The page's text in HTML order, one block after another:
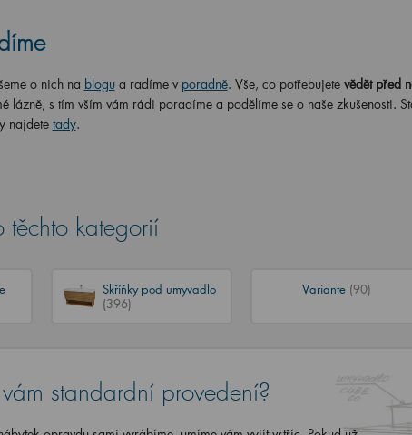
o nich na blogu a radíme v poradně. Vše, co potřebujete vědět před
lázně, s tím vším vám rádi poradíme a podělíme se o naše zkušenosti.
najdete tady.
těchto kategorií
Skříňky pod umyvadlo
(396)
Variante (90)
standardní provedení?